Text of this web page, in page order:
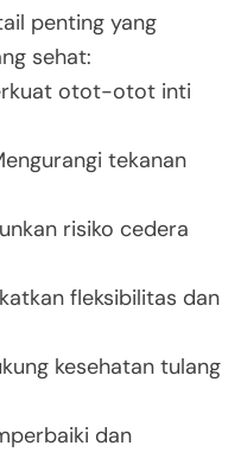
penting yang
sehat:
otot-otot inti
tekanan
risiko cedera
fleksibilitas dan
kesehatan tulang
dan